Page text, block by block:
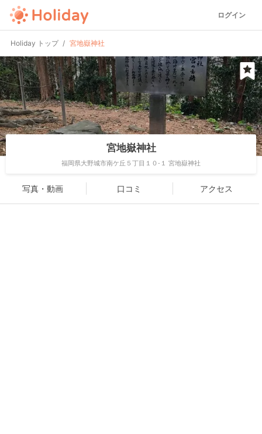
ログイン
Holiday トップ 宮地嶽神社
宮地嶽神社
福岡県大野城市南ケ丘５丁目１０-１ 宮地嶽神社
写真・動画 口コミ アクセス